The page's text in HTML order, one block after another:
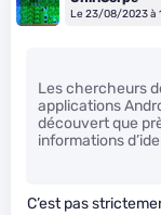
Le 23/08/2023 à
Les chercheurs
applications
découvert que
informations
C’est pas